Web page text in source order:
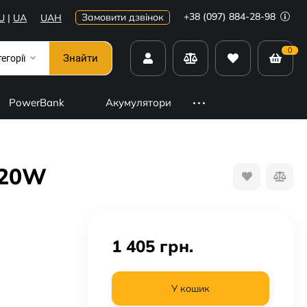
| UA UAH Замовити дзвінок +38 (097) 884-28-98
Знайти
0
PowerBank Акумулятори
1 405 грн.
У кошик